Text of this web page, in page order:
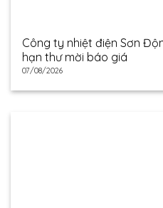
Công ty nhiệt điện Sơn
hạn thư mời báo giá
07/08/2026